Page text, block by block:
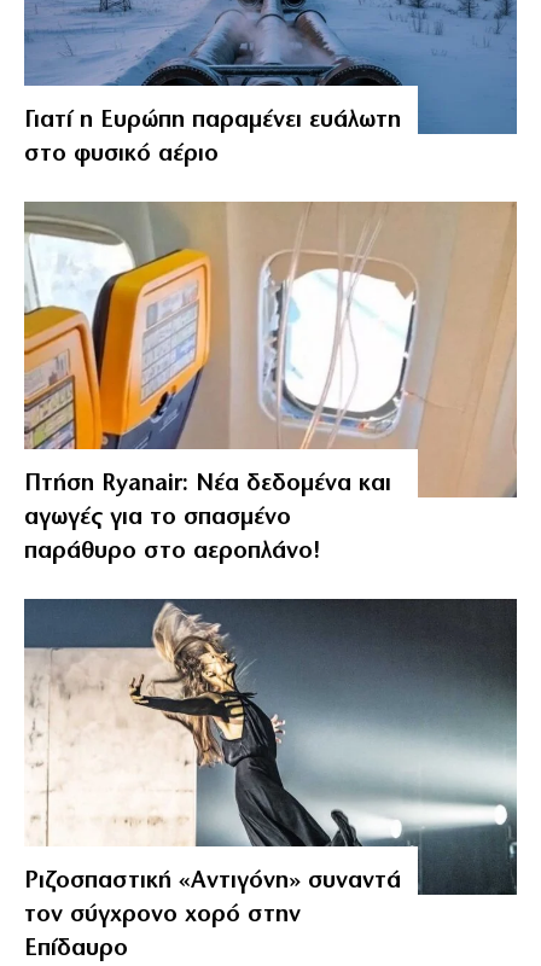
Γιατί η Ευρώπη παραμένει ευάλωτη
στο φυσικό αέριο
Πτήση Ryanair: Νέα δεδομένα και
αγωγές για το σπασμένο
παράθυρο στο αεροπλάνο!
Ριζοσπαστική «Αντιγόνη» συναντά
τον σύγχρονο χορό στην
Επίδαυρο